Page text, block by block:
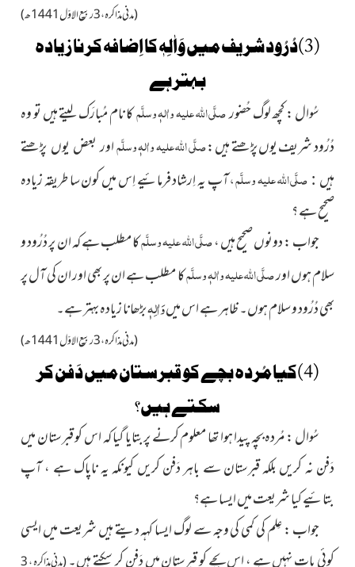
(مدنی مذاکرہ ، 3 ربیع الاوّل 1441 ھ)
(3)دُرُود شریف میں وَاٰلِہٖ کا اِضافہ کرنا زیادہ
بہتر ہے
سُوال : کچھ لوگ حُضورصلَّی اللہ علیہ واٰلہٖ وسلَّمکا نام مُبارَک لیتے ہیں تو وہ
دُرُود شریف یوں پڑھتے ہیں :صلَّی اللہ علیہ واٰلہٖ وسلَّماور بعض یوں پڑھتے
ہیں : صلَّی اللہ علیہ وسلَّم ،آپ یہ اِرشاد فرمائیےاِس میں کون سا طریقہ زیادہ
صحیح ہے ؟
جواب : دونوں صحیح ہیں ،صلَّی اللہ علیہ وسلَّمکا مطلب ہے کہ ان پر دُرُود و
سلام ہوں اورصلَّی اللہ علیہ واٰلہٖ وسلَّمکا مطلب ہے ان پر بھی اور ان کی آل پر
بھی دُرُود و سلام ہوں۔ ظاہر ہے اس میںوَاٰلِہٖبڑھانا زیادہ بہتر ہے۔
(مدنی مذاکرہ ، 3 ربیع الاوّل1441 ھ)
(4)کیا مُردہ بچے کو قبرستان میں دَفن کر
سکتے ہیں؟
سُوال : مُردہ بچہ پیدا ہوا تھا معلوم کرنے پر بتایا گیا کہ اس کو قبرستان میں
دَفن نہ کریں بلکہ قبرستان سے باہر دَفن کریں کیونکہ یہ ناپاک ہے ، آپ
بتائیے کیا شریعت میں ایسا ہے؟
جواب : عِلم کی کمی کی وجہ سے لوگ ایسا کہہ دیتے ہیں شریعتمیں ایسی